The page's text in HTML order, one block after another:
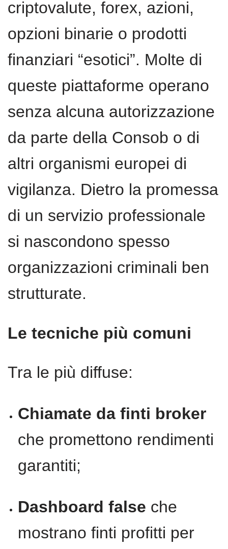
criptovalute, forex, azioni,
opzioni binarie o prodotti
finanziari “esotici”. Molte di
queste piattaforme operano
senza alcuna autorizzazione
da parte della Consob o di
altri organismi europei di
vigilanza. Dietro la promessa
di un servizio professionale
si nascondono spesso
organizzazioni criminali ben
strutturate.
Le tecniche più comuni
Tra le più diffuse:
Chiamate da finti broker
che promettono rendimenti
garantiti;
Dashboard false che
mostrano finti profitti per